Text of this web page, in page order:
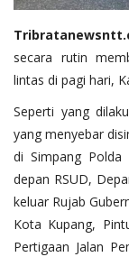
secara rutin
lintas di pagi hari,
Seperti yang
yang menyebar
di Simpang
depan RSUD,
keluar Rujab
Kota Kupang,
Pertigaan Jalan